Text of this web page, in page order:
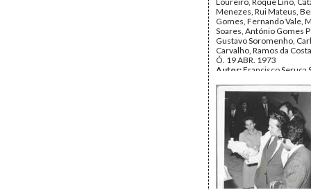
Menezes, Rui Mateus,
Gomes, Fernando Vale,
Soares, António Gomes
Gustavo Soromenho,
Carvalho, Ramos da
Ó. 19 ABR. 1973
Autor:Francisco Seruca
Fundo:AMS - Arquivo
Fotografias Exposição
Tipo Documental:
Página(s):